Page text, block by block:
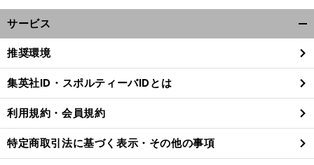
サービス
閉
る
推奨環境
集英社ID・スポルティーバIDとは
利用規約・会員規約
特定商取引法に基づく表示・その他の事項